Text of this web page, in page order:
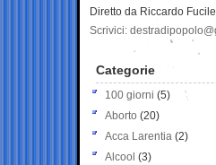
Diretto da Riccardo Fucile
Scrivici:
Categorie
100 giorni (5)
Aborto (20)
Acca Larentia (2)
Alcool (3)